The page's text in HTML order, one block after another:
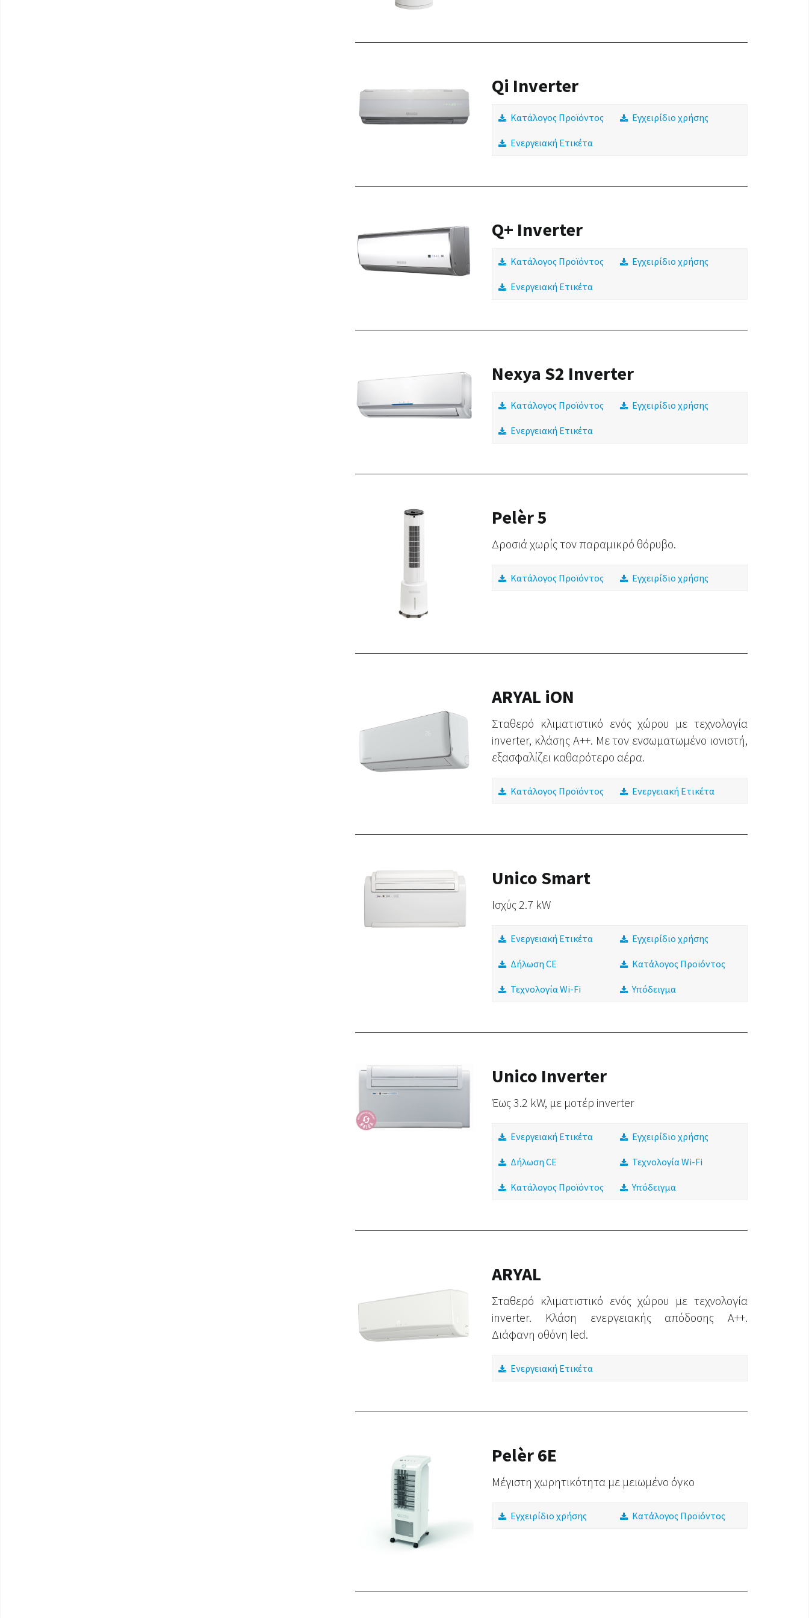
Qi Inverter
Κατάλογος Προϊόντος Εγχειρίδιο χρήσης
Ενεργειακή Ετικέτα
Q+ Inverter
Κατάλογος Προϊόντος Εγχειρίδιο χρήσης
Ενεργειακή Ετικέτα
Nexya S2 Inverter
Κατάλογος Προϊόντος Εγχειρίδιο χρήσης
Ενεργειακή Ετικέτα
Pelèr 5
Δροσιά χωρίς τον παραμικρό θόρυβο.
Κατάλογος Προϊόντος Εγχειρίδιο χρήσης
ARYAL iON
Σταθερό κλιματιστικό ενός χώρου με τεχνολογία
inverter, κλάσης A++. Με τον ενσωματωμένο ιονιστή,
εξασφαλίζει καθαρότερο αέρα.
Κατάλογος Προϊόντος Ενεργειακή Ετικέτα
Unico Smart
Ισχύς 2.7 kW
Ενεργειακή Ετικέτα Εγχειρίδιο χρήσης
Δήλωση CE Κατάλογος Προϊόντος
Τεχνολογία Wi-Fi Υπόδειγμα
Unico Inverter
Έως 3.2 kW, με μοτέρ inverter
Ενεργειακή Ετικέτα Εγχειρίδιο χρήσης
Δήλωση CE Τεχνολογία Wi-Fi
Κατάλογος Προϊόντος Υπόδειγμα
ARYAL
Σταθερό κλιματιστικό ενός χώρου με τεχνολογία
inverter. Κλάση ενεργειακής απόδοσης A++.
Διάφανη οθόνη led.
Ενεργειακή Ετικέτα
Pelèr 6E
Μέγιστη χωρητικότητα με μειωμένο όγκο
Εγχειρίδιο χρήσης Κατάλογος Προϊόντος